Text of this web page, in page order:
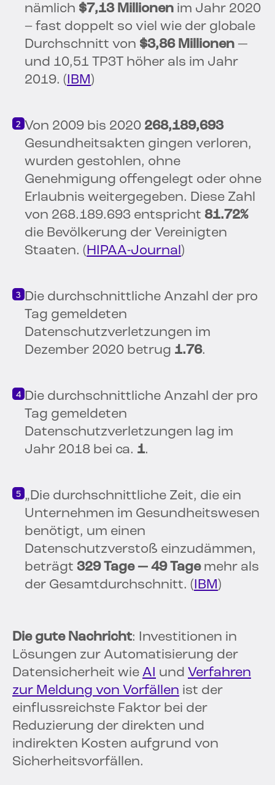
nämlich $7,13 Millionen im Jahr 2020
– fast doppelt so viel wie der globale
Durchschnitt von $3,86 Millionen —
und 10,51 TP3T höher als im Jahr
2019. (IBM)
Von 2009 bis 2020 268,189,693
Gesundheitsakten gingen verloren,
wurden gestohlen, ohne
Genehmigung offengelegt oder ohne
Erlaubnis weitergegeben. Diese Zahl
von 268.189.693 entspricht 81.72%
die Bevölkerung der Vereinigten
Staaten. (HIPAA-Journal)
Die durchschnittliche Anzahl der pro
Tag gemeldeten
Datenschutzverletzungen im
Dezember 2020 betrug 1.76.
Die durchschnittliche Anzahl der pro
Tag gemeldeten
Datenschutzverletzungen lag im
Jahr 2018 bei ca. 1.
„Die durchschnittliche Zeit, die ein
Unternehmen im Gesundheitswesen
benötigt, um einen
Datenschutzverstoß einzudämmen,
beträgt 329 Tage — 49 Tagemehr als
der Gesamtdurchschnitt. (IBM)
Die gute Nachricht: Investitionen in
Lösungen zur Automatisierung der
Datensicherheit wie AI und Verfahren
zur Meldung von Vorfällen ist der
einflussreichste Faktor bei der
Reduzierung der direkten und
indirekten Kosten aufgrund von
Sicherheitsvorfällen.